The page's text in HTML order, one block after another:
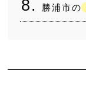
勝浦市の